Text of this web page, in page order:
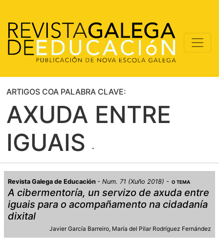
ARTIGOS COA PALABRA CLAVE:
AXUDA ENTRE
IGUAIS
Revista Galega de Educación Num. 71 (Xuño 2018) O TEMA
A cibermentoría, un servizo de axuda entre
iguais para o acompañamento na cidadanía
dixital
Javier García Barreiro María del Pilar Rodríguez Fernández